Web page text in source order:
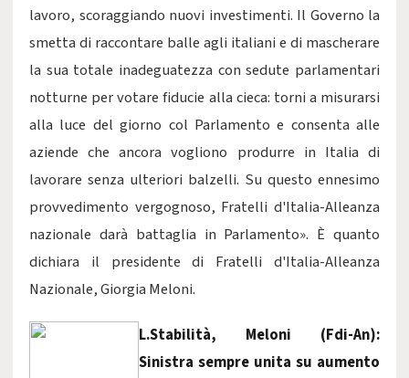
lavoro, scoraggiando nuovi investimenti. Il Governo la
smetta di raccontare balle agli italiani e di mascherare
la sua totale inadeguatezza con sedute parlamentari
notturne per votare fiducie alla cieca: torni a misurarsi
alla luce del giorno col Parlamento e consenta alle
aziende che ancora vogliono produrre in Italia di
lavorare senza ulteriori balzelli. Su questo ennesimo
provvedimento vergognoso, Fratelli d'Italia-Alleanza
nazionale darà battaglia in Parlamento». È quanto
dichiara il presidente di Fratelli d'Italia-Alleanza
Nazionale, Giorgia Meloni.
L.Stabilità, Meloni (Fdi-An):
Sinistra sempre unita su aumento